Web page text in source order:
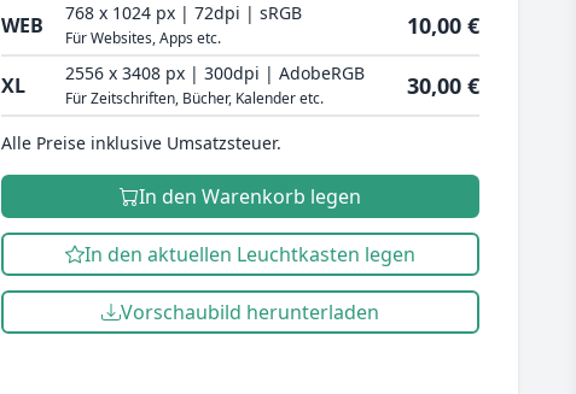
WEB 768 x 1024 px | 72dpi | sRGB
Für Websites, Apps etc. 10,00 €
XL 2556 x 3408 px | 300dpi | AdobeRGB
Für Zeitschriften, Bücher, Kalender etc. 30,00 €
Alle Preise inklusive Umsatzsteuer.
In den Warenkorb legen
In den aktuellen Leuchtkasten legen
Vorschaubild herunterladen